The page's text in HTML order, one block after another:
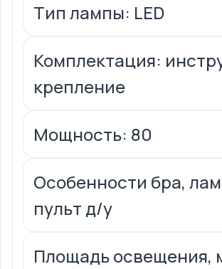
Тип лампы: LED
Комплектация:
крепление
Мощность: 80
Особенности бра,
пульт д/у
Площадь освещения,